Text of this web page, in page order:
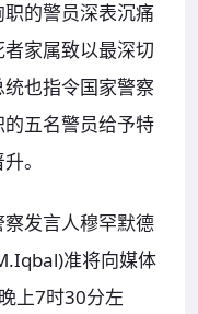
的警员深表沉痛
家属致以最深切
也指令国家警察
五名警员给予特
。
发言人穆罕默德
准将向媒体
上7时30分左